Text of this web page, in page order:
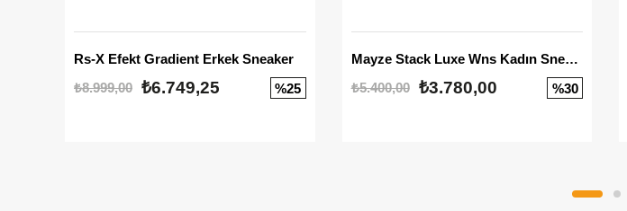
Rs-X Efekt Gradient Erkek Sneaker
₺8.999,00 ₺6.749,25 %25
Mayze Stack Luxe Wns Kadın Sneaker
₺5.400,00
₺3.780,00 %30